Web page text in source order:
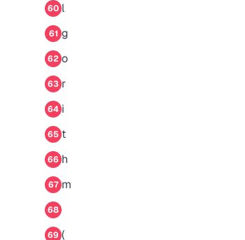
60 l
61 g
62 o
63 r
64 i
65 t
66 h
67 m
68
69 (